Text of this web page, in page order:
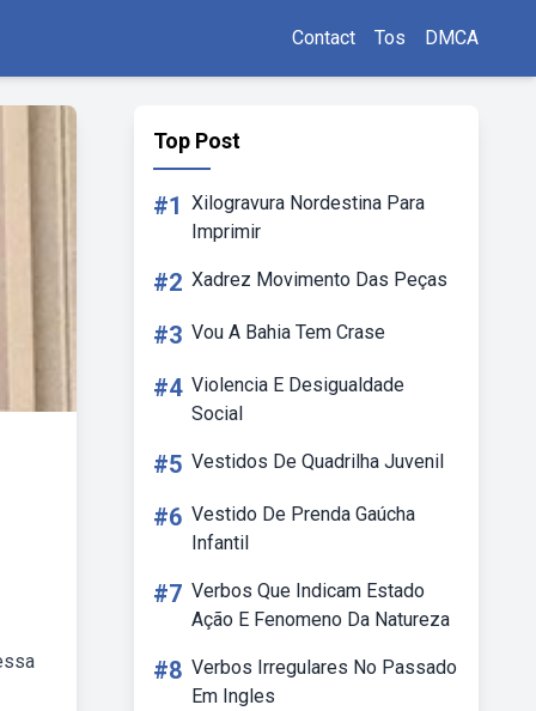
Contact Tos DMCA
Top Post
#1 Xilogravura Nordestina Para
Imprimir
#2 Xadrez Movimento Das Peças
#3 Vou A Bahia Tem Crase
#4 Violencia E Desigualdade
Social
#5 Vestidos De Quadrilha Juvenil
#6 Vestido De Prenda Gaúcha
Infantil
#7 Verbos Que Indicam Estado
Ação E Fenomeno Da Natureza
#8 Verbos Irregulares No Passado
Em Ingles